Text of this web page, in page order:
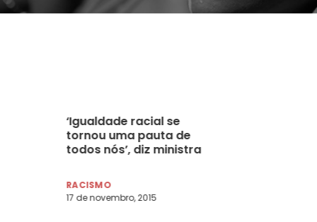
‘Igualdade racial se
tornou uma pauta de
todos nós’, diz ministra
RACISMO
17 de novembro, 2015